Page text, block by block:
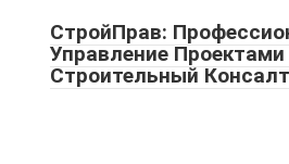
СтройПрав:
Управление Проектами
Строительный